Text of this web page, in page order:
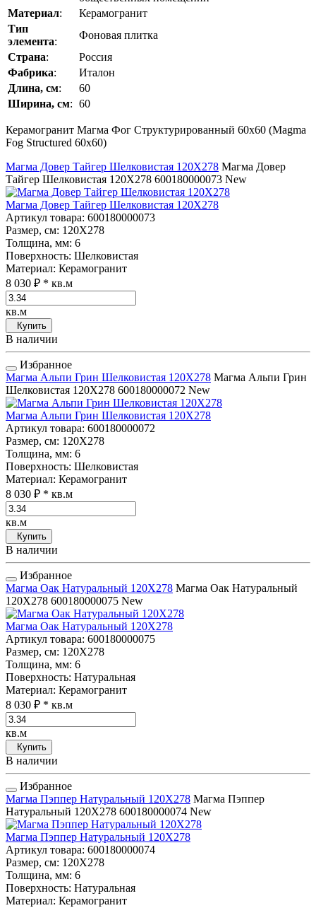
Материал:
Керамогранит
Тип
элемента:
Фоновая плитка
Страна:
Россия
Фабрика:
Италон
Длина, см:
60
Ширина, см: 60
Керамогранит Магма Фог Структурированный 60x60 (Magma
Fog Structured 60x60)
Магма Довер Тайгер Шелковистая 120Х278 Магма Довер
Тайгер Шелковистая 120Х278 600180000073 New
Магма Довер Тайгер Шелковистая 120Х278
Артикул товара: 600180000073
Размер, см: 120Х278
Толщина, мм: 6
Поверхность: Шелковистая
Материал: Керамогранит
8 030 ₽ * кв.м
кв.м
Купить
В наличии
Избранное
Магма Альпи Грин Шелковистая 120Х278 Магма Альпи Грин
Шелковистая 120Х278 600180000072 New
Магма Альпи Грин Шелковистая 120Х278
Артикул товара: 600180000072
Размер, см: 120Х278
Толщина, мм: 6
Поверхность: Шелковистая
Материал: Керамогранит
8 030 ₽ * кв.м
кв.м
Купить
В наличии
Избранное
Магма Оак Натуральный 120Х278 Магма Оак Натуральный
120Х278 600180000075 New
Магма Оак Натуральный 120Х278
Артикул товара: 600180000075
Размер, см: 120Х278
Толщина, мм: 6
Поверхность: Натуральная
Материал: Керамогранит
8 030 ₽ * кв.м
кв.м
Купить
В наличии
Избранное
Магма Пэппер Натуральный 120Х278 Магма Пэппер
Натуральный 120Х278 600180000074 New
Магма Пэппер Натуральный 120Х278
Артикул товара: 600180000074
Размер, см: 120Х278
Толщина, мм: 6
Поверхность: Натуральная
Материал: Керамогранит